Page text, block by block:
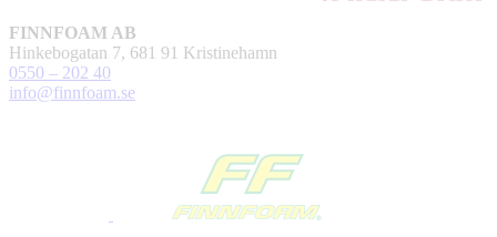
FINNFOAM AB
Hinkebogatan 7, 681 91 Kristinehamn
0550 – 202 40
info@finnfoam.se